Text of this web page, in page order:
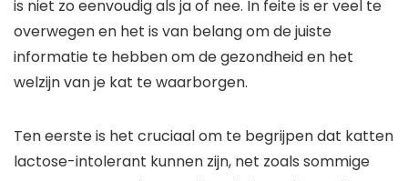
is niet zo eenvoudig als ja of nee. In feite is er veel te
overwegen en het is van belang om de juiste
informatie te hebben om de gezondheid en het
welzijn van je kat te waarborgen.
Ten eerste is het cruciaal om te begrijpen dat katten
lactose-intolerant kunnen zijn, net zoals sommige